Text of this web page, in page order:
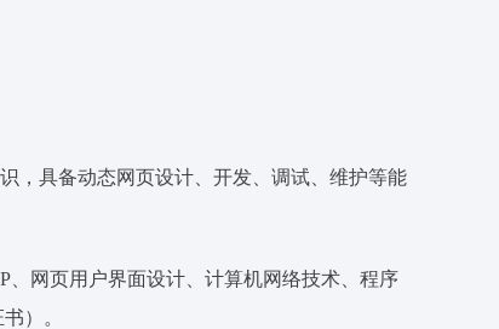
，具备动态网页设计、开发、调试、维护等能
、网页用户界面设计、计算机网络技术、程序
）。